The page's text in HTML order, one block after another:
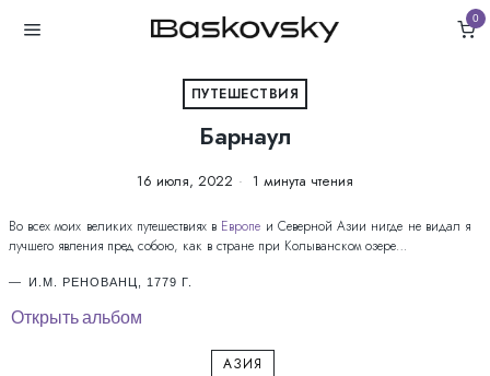
0
ПУТЕШЕСТВИЯ
Барнаул
16 июля, 2022 1 минута чтения
Во всех моих великих путешествиях в Европе и Северной Азии нигде не видал я
лучшего явления пред собою, как в стране при Колыванском озере…
И.М. РЕНОВАНЦ, 1779 Г.
Открыть альбом
АЗИЯ